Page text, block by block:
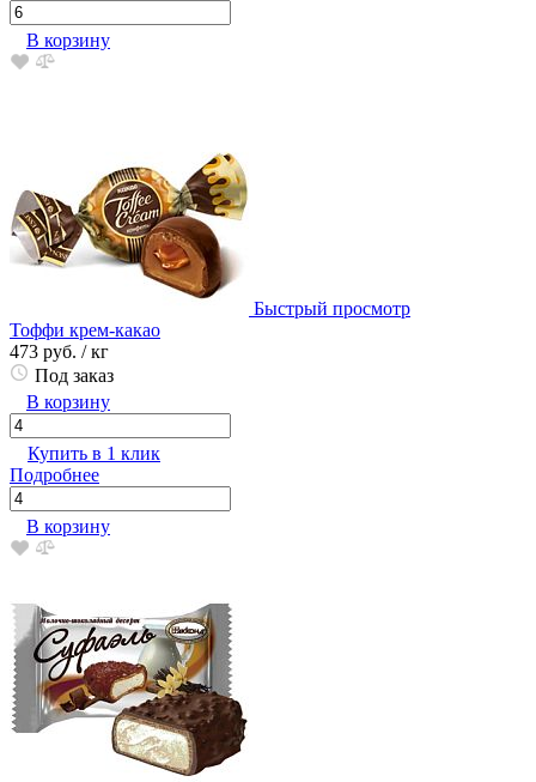
В корзину
Быстрый просмотр
Тоффи крем-какао
473 руб. / кг
Под заказ
В корзину
Купить в 1 клик
Подробнее
В корзину